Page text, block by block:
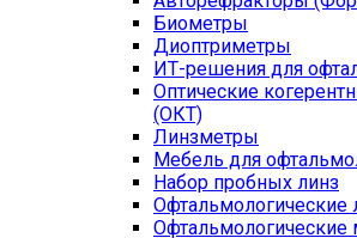
Биометры
Диоптриметры
ИТ-решения для
Оптические
(ОКТ)
Линзметры
Мебель для
Набор пробных линз
Офтальмологические